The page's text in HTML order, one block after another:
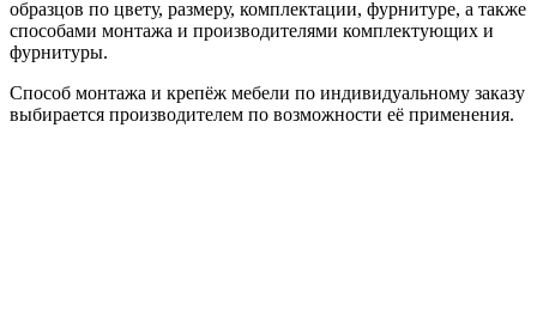
образцов по цвету, размеру, комплектации, фурнитуре, а также
способами монтажа и производителями комплектующих и
фурнитуры.
Способ монтажа и крепёж мебели по индивидуальному заказу
выбирается производителем по возможности её применения.